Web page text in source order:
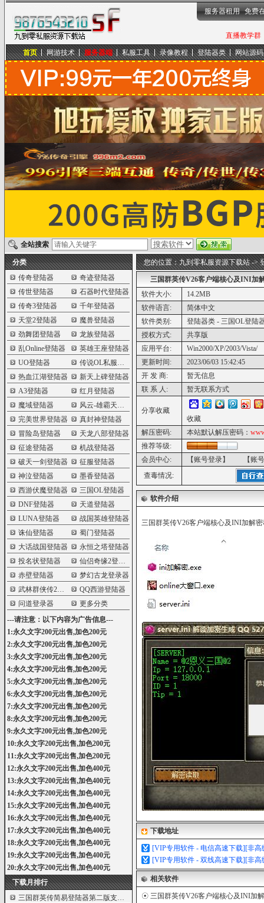
九到零私服资源下载站
直播教学群
服务器租用 免费
首页 网游技术 服务器端 私服工具 录像教程 登陆器类 网站源码
全站搜索
分类
传奇登陆器
奇迹登陆器
传世登陆器
石器时代登陆器
传奇3登陆器
千年登陆器
天堂2登陆器
魔兽登陆器
劲舞团登陆器
龙族登陆器
乱Online登陆器
英雄王座登陆器
UO登陆器
传说OL私服登陆器
热血江湖登陆器
新天上碑登陆器
A3登陆器
红月登陆器
魔域登陆器
风云-雄霸天下登陆器
完美世界登陆器
真封神登陆器
冒险岛登陆器
天龙八部登陆器
征途登陆器
机战登陆器
破天一剑登陆器
征服登陆器
神泣登陆器
墨香登陆器
西游伏魔登陆器
三国OL登陆器
DNF登陆器
天道登陆器
LUNA登陆器
战国英雄登陆器
诛仙登陆器
蜀门登陆器
大话战国登陆器
永恒之塔登陆器
投名状登陆器
仙侣奇缘2登陆器
赤壁登陆器
梦幻古龙登录器
武林群侠传2登陆器
QQ西游登陆器
问道登录器
更多分类
---请注意：以下内容为广告信息---
1:永久文字200元出售,加色200元
2:永久文字200元出售,加色200元
3:永久文字200元出售,加色200元
4:永久文字200元出售,加色200元
5:永久文字200元出售,加色200元
6:永久文字200元出售,加色200元
7:永久文字200元出售,加色200元
8:永久文字200元出售,加色200元
9:永久文字200元出售,加色200元
10:永久文字200元出售,加色200元
11:永久文字200元出售,加色200元
12:永久文字200元出售,加色400元
13:永久文字200元出售,加色400元
14:永久文字200元出售,加色400元
15:永久文字200元出售,加色400元
16:永久文字200元出售,加色400元
17:永久文字200元出售,加色400元
18:永久文字200元出售,加色400元
19:永久文字200元出售,加色400元
20:永久文字200元出售,加色400元
下载月排行
三国群英传简易登陆器第二版支持中文服
5282
您的位置：九到零私服资源下载站->
三国群英传V26客户端核心及INI加
软件大小:
14.2MB
软件语言:
简体中文
软件类别:
登陆器类 - 三国OL登陆
授权方式:
共享版
应用平台:
Win2000/XP/2003/Vista/
更新时间:
2023/06/03 15:42:45
开 发 商:
暂无信息
联 系 人:
暂无联系方式
分享收藏
收藏
解压密码:
本站默认解压密码：
推荐等级:
会员中心:
【账号登录】
【账
查毒情况:
软件介绍
三国群英传V26客户端核心及INI加解密
下载地址
[VIP专用软件 - 电信高速下载][非高
[VIP专用软件 - 双线高速下载][非高
相关软件
☉ 三国群英传V26客户端核心及INI加